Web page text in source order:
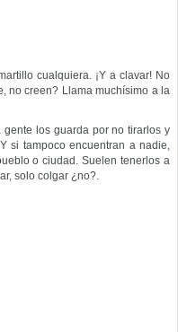
cualquiera. ¡Y a clavar! No
no creen? Llama muchísimo a la
los guarda por no tirarlos y
si tampoco encuentran a nadie,
o ciudad. Suelen tenerlos a
solo colgar ¿no?.